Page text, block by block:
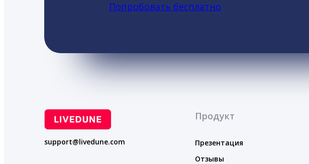
Попробовать бесплатно
support@livedune.com
Продукт
Презентация
Отзывы